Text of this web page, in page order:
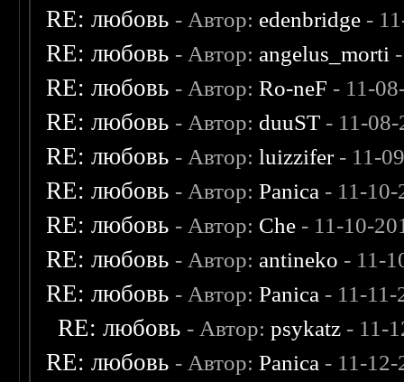
RE: любовь - Автор: edenbridge -
RE: любовь - Автор: angelus_morti
RE: любовь - Автор:Ro-neF - 11-
RE: любовь - Автор: duuST - 11-
RE: любовь - Автор:luizzifer- 11-
RE: любовь - Автор:Panica - 11-
RE: любовь - Автор: Che - 11-10-
RE: любовь - Автор: antineko - 11-
RE: любовь - Автор:Panica - 11-
RE: любовь - Автор:psykatz - 11-
RE: любовь - Автор:Panica - 11-